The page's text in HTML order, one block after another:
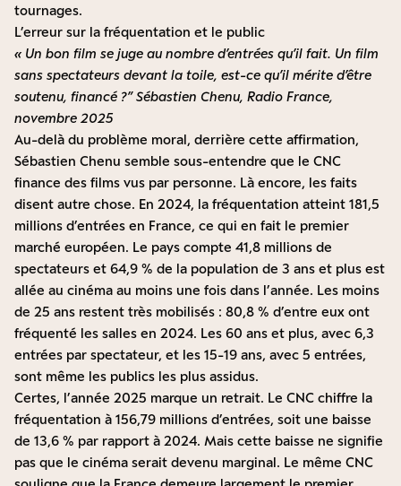
tournages.
L’erreur sur la fréquentation et le public
« Un bon film se juge au nombre d’entrées qu’il fait. Un film
sans spectateurs devant la toile, est-ce qu’il mérite d’être
soutenu, financé ?” Sébastien Chenu, Radio France,
novembre 2025
Au-delà du problème moral, derrière cette affirmation,
Sébastien Chenu semble sous-entendre que le CNC
finance des films vus par personne. Là encore, les faits
disent autre chose. En 2024, la fréquentation atteint 181,5
millions d’entrées en France, ce qui en fait le premier
marché européen. Le pays compte 41,8 millions de
spectateurs et 64,9 % de la population de 3 ans et plus est
allée au cinéma au moins une fois dans l’année. Les moins
de 25 ans restent très mobilisés : 80,8 % d’entre eux ont
fréquenté les salles en 2024. Les 60 ans et plus, avec 6,3
entrées par spectateur, et les 15-19 ans, avec 5 entrées,
sont même les publics les plus assidus.
Certes, l’année 2025 marque un retrait. Le CNC chiffre la
fréquentation à 156,79 millions d’entrées, soit une baisse
de 13,6 % par rapport à 2024. Mais cette baisse ne signifie
pas que le cinéma serait devenu marginal. Le même CNC